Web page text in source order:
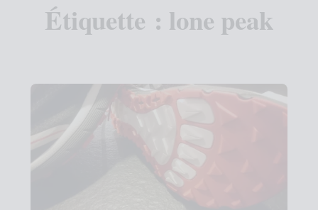
Étiquette : lone peak